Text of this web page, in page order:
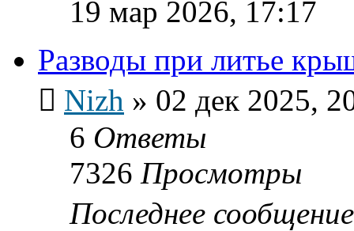
19 мар 2026, 17:17
Разводы при литье
Nizh » 02 дек 2025,
6 Ответы
7326 Просмотры
Последнее